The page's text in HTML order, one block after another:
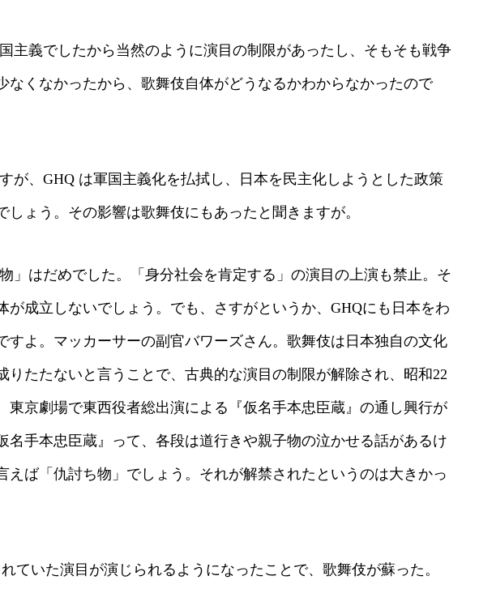
主義でしたから当然のように演目の制限があったし、そもそも戦争
なくなかったから、歌舞伎自体がどうなるかわからなかったので
が、GHQ は軍国主義化を払拭し、日本を民主化しようとした政策
しょう。その影響は歌舞伎にもあったと聞きますが。
」はだめでした。「身分社会を肯定する」の演目の上演も禁止。そ
が成立しないでしょう。でも、さすがというか、GHQにも日本をわ
すよ。マッカーサーの副官バワーズさん。歌舞伎は日本独自の文化
りたたないと言うことで、古典的な演目の制限が解除され、昭和22
東京劇場で東西役者総出演による『仮名手本忠臣蔵』の通し興行が
名手本忠臣蔵』って、各段は道行きや親子物の泣かせる話があるけ
えば「仇討ち物」でしょう。それが解禁されたというのは大きかっ
ていた演目が演じられるようになったことで、歌舞伎が蘇った。